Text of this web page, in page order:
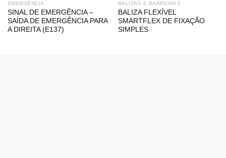
EMERGÊNCIA
SINAL DE EMERGÊNCIA –
SAÍDA DE EMERGÊNCIA PARA
A DIREITA (E137)
BALIZAS E BARREIRAS
BALIZA FLEXÍVEL
SMARTFLEX DE FIXAÇÃO
SIMPLES